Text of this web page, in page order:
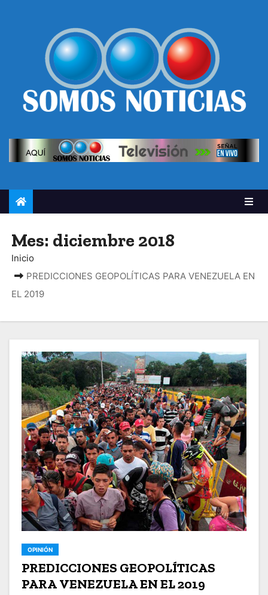
Mes: diciembre 2018
Inicio
PREDICCIONES GEOPOLÍTICAS PARA VENEZUELA EN
EL 2019
OPINIÓN
PREDICCIONES GEOPOLÍTICAS
PARA VENEZUELA EN EL 2019